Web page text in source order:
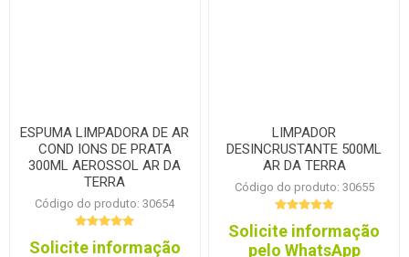
ESPUMA LIMPADORA DE AR
COND IONS DE PRATA
300ML AEROSSOL AR DA
TERRA
Código do produto: 30654
Solicite informação
LIMPADOR
DESINCRUSTANTE 500ML
AR DA TERRA
Código do produto: 30655
Solicite informação
pelo WhatsApp